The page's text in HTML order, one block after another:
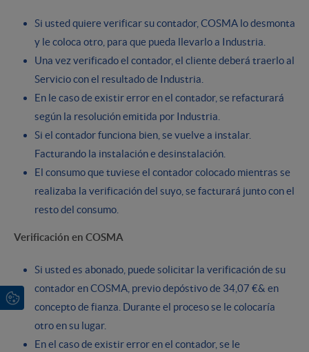
Si usted quiere verificar su contador, COSMA lo desmonta
y le coloca otro, para que pueda llevarlo a Industria.
Una vez verificado el contador, el cliente deberá traerlo al
Servicio con el resultado de Industria.
En le caso de existir error en el contador, se refacturará
según la resolución emitida por Industria.
Si el contador funciona bien, se vuelve a instalar.
Facturando la instalación e desinstalación.
El consumo que tuviese el contador colocado mientras se
realizaba la verificación del suyo, se facturará junto con el
resto del consumo.
Verificación en COSMA
Si usted es abonado, puede solicitar la verificación de su
contador en COSMA, previo depóstivo de 34,07 €& en
concepto de fianza. Durante el proceso se le colocaría
otro en su lugar.
En el caso de existir error en el contador, se le